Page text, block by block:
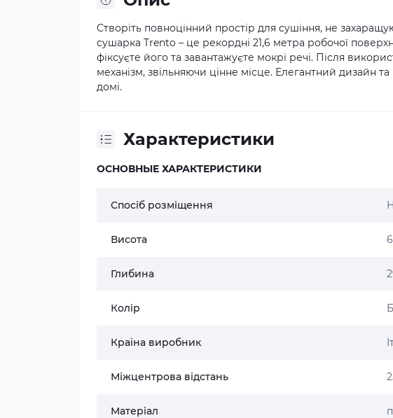
Створіть повноцінний простір для сушіння, не
сушарка Trento – це рекордні 21,6 метра робочої
фіксуєте його та завантажуєте мокрі речі. Після
механізм, звільняючи цінне місце. Елегантний дизайн
домі.
Характеристики
ОСНОВНЫЕ ХАРАКТЕРИСТИКИ
Спосіб розміщення
Висота
Глибина
Колір
Країна виробник
Міжцентрова відстань
Матеріал